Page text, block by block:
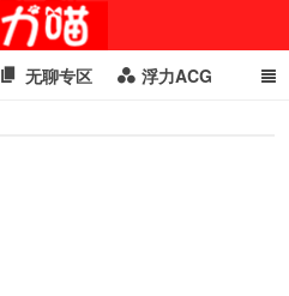
无聊专区 浮力ACG